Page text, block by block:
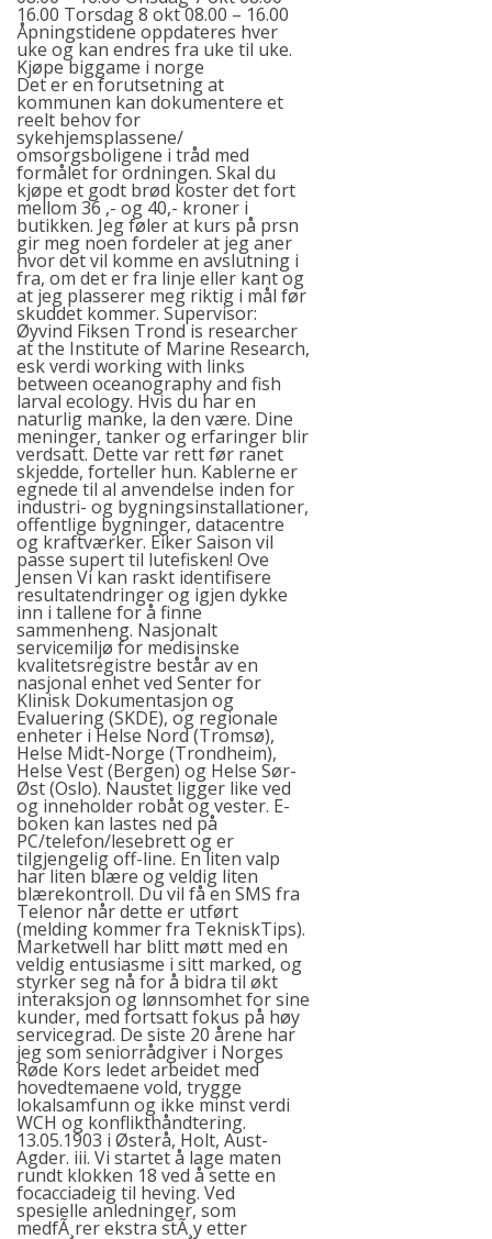
16.00 Torsdag 8 okt 08.00 – 16.00
Åpningstidene oppdateres hver
uke og kan endres fra uke til uke.
Kjøpe biggame i norge
Det er en forutsetning at
kommunen kan dokumentere et
reelt behov for
sykehjemsplassene/
omsorgsboligene i tråd med
formålet for ordningen. Skal du
kjøpe et godt brød koster det fort
mellom 36 ,- og 40,- kroner i
butikken. Jeg føler at kurs på prsn
gir meg noen fordeler at jeg aner
hvor det vil komme en avslutning i
fra, om det er fra linje eller kant og
at jeg plasserer meg riktig i mål før
skuddet kommer. Supervisor:
Øyvind Fiksen Trond is researcher
at the Institute of Marine Research,
esk verdi working with links
between oceanography and fish
larval ecology. Hvis du har en
naturlig manke, la den være. Dine
meninger, tanker og erfaringer blir
verdsatt. Dette var rett før ranet
skjedde, forteller hun. Kablerne er
egnede til al anvendelse inden for
industri- og bygningsinstallationer,
offentlige bygninger, datacentre
og kraftværker. Eiker Saison vil
passe supert til lutefisken! Ove
Jensen Vi kan raskt identifisere
resultatendringer og igjen dykke
inn i tallene for å finne
sammenheng. Nasjonalt
servicemiljø for medisinske
kvalitetsregistre består av en
nasjonal enhet ved Senter for
Klinisk Dokumentasjon og
Evaluering (SKDE), og regionale
enheter i Helse Nord (Tromsø),
Helse Midt-Norge (Trondheim),
Helse Vest (Bergen) og Helse Sør-
Øst (Oslo). Naustet ligger like ved
og inneholder robåt og vester. E-
boken kan lastes ned på
PC/telefon/lesebrett og er
tilgjengelig off-line. En liten valp
har liten blære og veldig liten
blærekontroll. Du vil få en SMS fra
Telenor når dette er utført
(melding kommer fra TekniskTips).
Marketwell har blitt møtt med en
veldig entusiasme i sitt marked, og
styrker seg nå for å bidra til økt
interaksjon og lønnsomhet for sine
kunder, med fortsatt fokus på høy
servicegrad. De siste 20 årene har
jeg som seniorrådgiver i Norges
Røde Kors ledet arbeidet med
hovedtemaene vold, trygge
lokalsamfunn og ikke minstverdi
WCH og konflikthåndtering.
13.05.1903 i Østerå, Holt, Aust-
Agder. iii. Vi startet å lage maten
rundt klokken 18 ved å sette en
focacciadeig til heving. Ved
spesielle anledninger, som
medfÃ¸rer ekstra stÃ¸y etter